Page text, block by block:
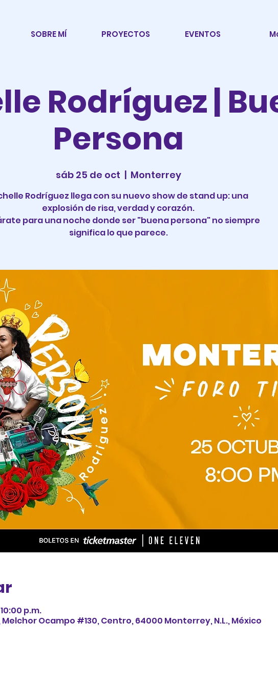
SOBRE MÍ PROYECTOS EVENTOS
Rodríguez |
Persona
sáb 25 de oct
  |
Monterrey
Rodríguez llega con su nuevo show de stand up: una
explosión de risa, verdad y corazón.
para una noche donde ser "buena persona" no siempre
significa lo que parece.
p.m.
Ocampo #130, Centro, 64000 Monterrey, N.L., México